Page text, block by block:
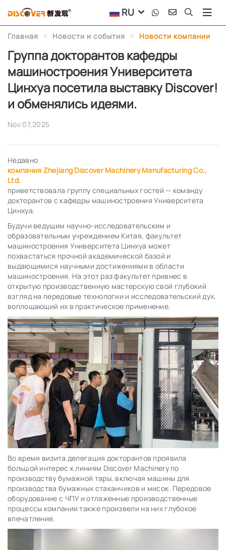
RU
Главная Новости и события Новости компании
Группа докторантов кафедры
машиностроения Университета
Цинхуа посетила выставку Discover!
и обменялись идеями.
Nov 07,2025
Недавно
компания Zhejiang Discover Machinery Manufacturing Co.,
Ltd.
приветствовала группу специальных гостей — команду
докторантов с кафедры машиностроения Университета
Цинхуа.
Будучи ведущим научно-исследовательским и
образовательным учреждением Китая, факультет
машиностроения Университета Цинхуа может
похвастаться прочной академической базой и
выдающимися научными достижениями в области
машиностроения. На этот раз факультет привнес в
открытую производственную мастерскую свой глубокий
взгляд на передовые технологии и исследовательский дух,
воплощающий их в практическое применение.
Во время визита делегация докторантов проявила
большой интерес к линиям Discover Machinery по
производству бумажной тары, включая машины для
производства бумажных стаканчиков и мисок. Передовое
оборудование с ЧПУ и отлаженные производственные
процессы компании также произвели на них глубокое
впечатление.